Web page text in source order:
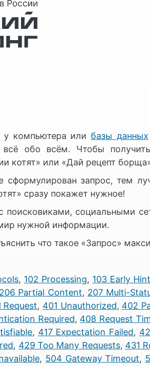
у компьютера или базы данных
обо всём. Чтобы
котят» или «Дай рецепт
запрос, тем
сразу покажет нужное!
поисковиками, социальными
нужной информации.
что такое «Запрос»
, 102 Processing, 103 Early
206 Partial Content, 207 Multi-
Request, 401 Unauthorized, 402
Required, 408 Request
, 417 Expectation Failed,
, 429 Too Many Requests, 431
, 504 Gateway Timeout,